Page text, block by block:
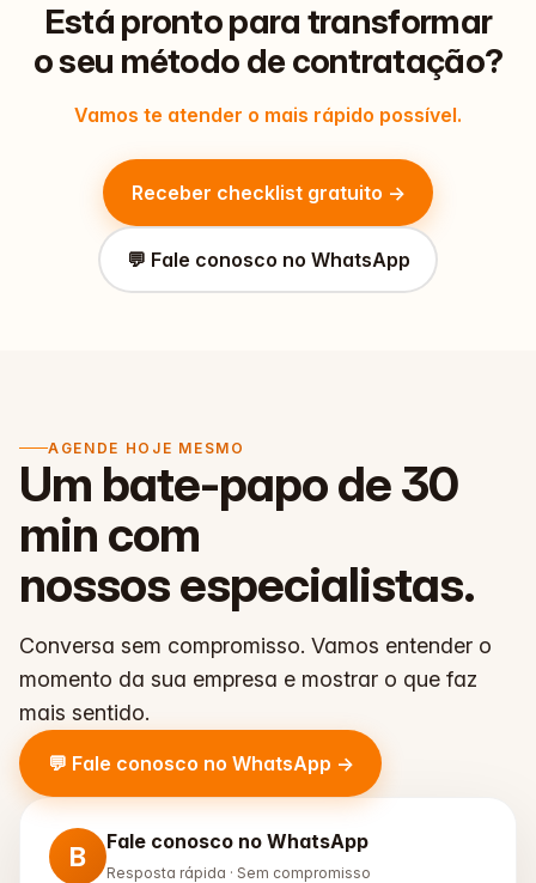
Está pronto para transformar
o seu método de contratação?
Vamos te atender o mais rápido possível.
Receber checklist gratuito →
💬 Fale conosco no WhatsApp
AGENDE HOJE MESMO
Um bate-papo de 30
min com
nossos especialistas.
Conversa sem compromisso. Vamos entender o
momento da sua empresa e mostrar o que faz
mais sentido.
💬 Fale conosco no WhatsApp →
B Fale conosco no WhatsApp
Resposta rápida · Sem compromisso